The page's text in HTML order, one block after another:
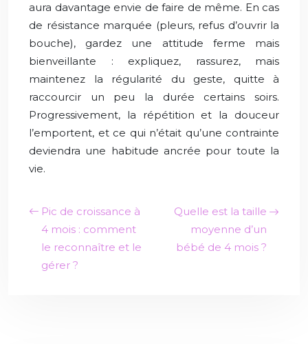
aura davantage envie de faire de même. En cas
de résistance marquée (pleurs, refus d’ouvrir la
bouche), gardez une attitude ferme mais
bienveillante : expliquez, rassurez, mais
maintenez la régularité du geste, quitte à
raccourcir un peu la durée certains soirs.
Progressivement, la répétition et la douceur
l’emportent, et ce qui n’était qu’une contrainte
deviendra une habitude ancrée pour toute la
vie.
Pic de croissance à
4 mois : comment
le reconnaître et le
gérer ?
Quelle est la taille
moyenne d’un
bébé de 4 mois ?